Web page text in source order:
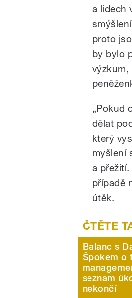
a lidech
proto
by bylo
výzkum,
„Pokud
dělat
který
myšlení
a
případě
útěk.
Balanc s
Špokem o
seznam
nekončí